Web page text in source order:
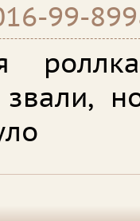
99-
звали,